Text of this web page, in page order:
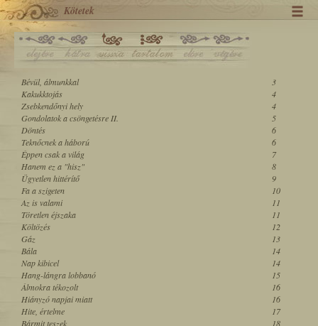
Kötetek
Bévül, álmunkkal
3
Kakukktojás
4
Zsebkendőnyi hely
4
Gondolatok a csöngetésre II.
5
Döntés
6
Teknőcnek a háború
6
Éppen csak a világ
7
Hanem ez a "hisz"
8
Ügyetlen hittérítő
9
Fa a szigeten
10
Az is valami
11
Töretlen éjszaka
11
Költözés
12
Gáz
13
Bála
14
Nap kibicel
14
Hang-lángra lobbanó
15
Álmokra tékozolt
16
Hiányzó napjai miatt
16
Hite, értelme
17
Bármit teszek
18